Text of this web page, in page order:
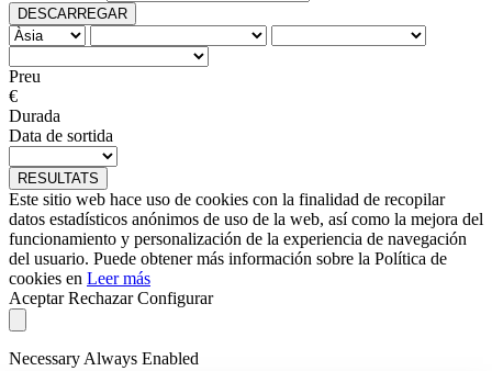
DESCARREGAR
Preu
€
Durada
Data de sortida
RESULTATS
Este sitio web hace uso de cookies con la finalidad de recopilar
datos estadísticos anónimos de uso de la web, así como la mejora del
funcionamiento y personalización de la experiencia de navegación
del usuario. Puede obtener más información sobre la Política de
cookies en Leer más
Aceptar Rechazar Configurar
Necessary Always Enabled